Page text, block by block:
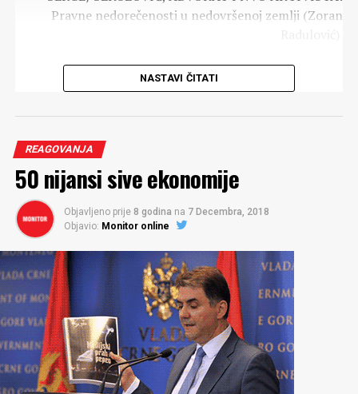
Pravne nedorečenosti u nedovršenoj zemlji (Zoran
PETAR IVANOVIĆ, SAVJETNIK:
Pedeset nijansi sive ekonomije (Milena Perović-Korać)
Šezdeset odsto sumnjivih (Predrag Nikolić)
Kultura (Milan Popović(
ZAŠTITA ŽIVOTNE SREDINE:
Poglavlje dar za poslušnost (Miloš Bakić)
MARKO PERKOVIĆ, GENERALNI KONZUL SFRJ U TIVTU
Tita odavno nismo dostojni (Veseljko Koprivica)
SJEVER – NEVOLJE OSOBA S INVALIDITETOM:
Svakodnevica obilježena barijerama (Dragana
Šćepanović)
NASTAVI ČITATI
REAGOVANJA
50 nijansi sive ekonomije
Objavljeno prije 8 godina na 7 Decembra, 2018
Objavio: Monitor online